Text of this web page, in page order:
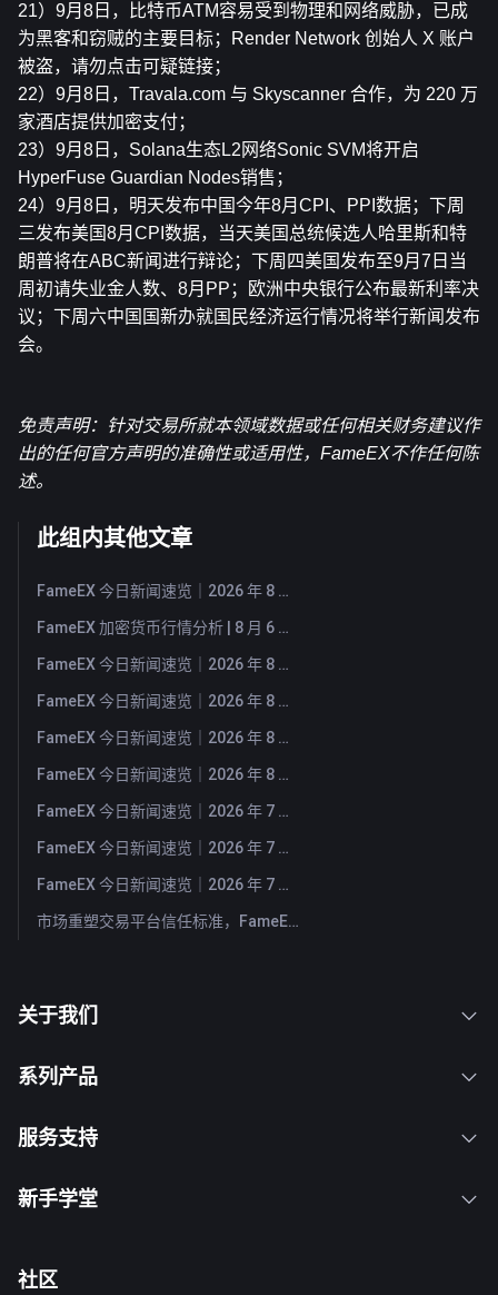
21）9月8日，比特币ATM容易受到物理和网络威胁，已成
为黑客和窃贼的主要目标；Render Network 创始人 X 账户
被盗，请勿点击可疑链接；
22）9月8日，Travala.com 与 Skyscanner 合作，为 220 万
家酒店提供加密支付；
23）9月8日，Solana生态L2网络Sonic SVM将开启
HyperFuse Guardian Nodes销售；
24）9月8日，明天发布中国今年8月CPI、PPI数据；下周
三发布美国8月CPI数据，当天美国总统候选人哈里斯和特
朗普将在ABC新闻进行辩论；下周四美国发布至9月7日当
周初请失业金人数、8月PP；欧洲中央银行公布最新利率决
议；下周六中国国新办就国民经济运行情况将举行新闻发布
会。
免责声明：针对交易所就本领域数据或任何相关财务建议作
出的任何官方声明的准确性或适用性，FameEX不作任何陈
述。
此组内其他文章
FameEX 今日新闻速览｜2026 年 8 月 7 日
FameEX 加密货币行情分析 | 8 月 6 日, 2026
FameEX 今日新闻速览｜2026 年 8 月 6 日
FameEX 今日新闻速览｜2026 年 8 月 5 日
FameEX 今日新闻速览｜2026 年 8 月 4 日
FameEX 今日新闻速览｜2026 年 8 月 3 日
FameEX 今日新闻速览｜2026 年 7 月 31 日
FameEX 今日新闻速览｜2026 年 7 月 30 日
FameEX 今日新闻速览｜2026 年 7 月 29 日
市场重塑交易平台信任标准，FameEX 以八年稳健运营持续服务全球用户
关于我们
系列产品
服务支持
新手学堂
社区